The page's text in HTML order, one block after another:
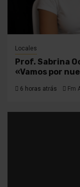
Locales
Prof. Sabrina
«Vamos por
6 horas atrás Fm